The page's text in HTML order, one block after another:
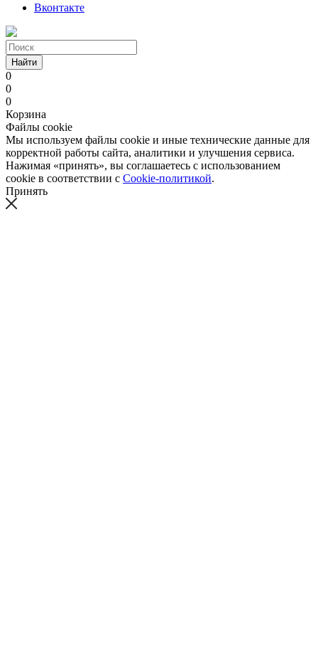
Вконтакте
Найти
0
0
0
Корзина
Файлы cookie
Мы используем файлы cookie и иные технические данные для
корректной работы сайта, аналитики и улучшения сервиса.
Нажимая «принять», вы соглашаетесь с использованием
cookie в соответствии с Cookie-политикой.
Принять